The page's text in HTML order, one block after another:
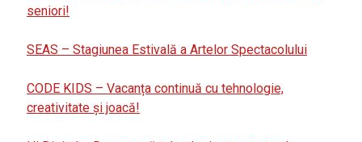
seniori!
SEAS – Stagiunea Estivală a Artelor Spectacolului
CODE KIDS – Vacanța continuă cu tehnologie,
creativitate și joacă!